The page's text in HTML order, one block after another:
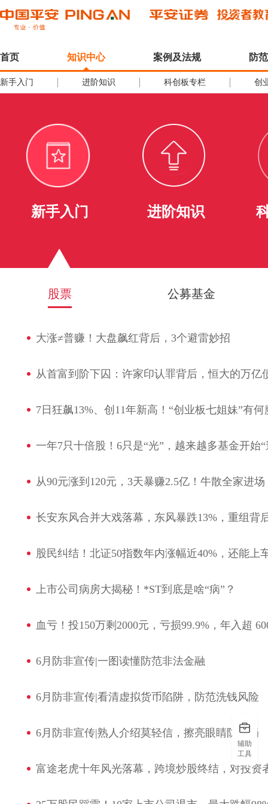
首页 知识中心
新手入门 进阶知识 科创板专栏 创
案例及法规 防
新手入门 进阶知识
股票 公募基金
大涨≠普赚！大盘飙红背后，3个避雷妙招
从首富到阶下囚：许家印认罪背后，恒大的万亿
7日狂飙13%、创11年新高！“创业板七姐妹”有何
一年7只十倍股！6只是“光”，越来越多基金开始“
从90元涨到120元，3天暴赚2.5亿！牛散全家进
长安东风合并大戏落幕，东风暴跌13%，重组背
股民纠结！北证50指数年内涨幅近40%，还能上
上市公司病房大揭秘！*ST到底是啥“病”？
血亏！投150万剩2000元，亏损99.9%，年入超
6月防非宣传|一图读懂防范非法金融
6月防非宣传|看清虚拟货币陷阱，防范洗钱风险
6月防非宣传|熟人介绍莫轻信，擦亮眼睛防骗局
富途老虎十年风光落幕，跨境炒股终结，对投资
辅助
工具